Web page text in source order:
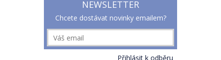
NEWSLETTER
Chcete dostávat novinky emailem?